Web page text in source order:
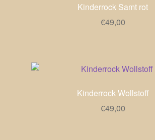
Kinderrock Samt rot
€49,00
Kinderrock Wollstoff
€49,00